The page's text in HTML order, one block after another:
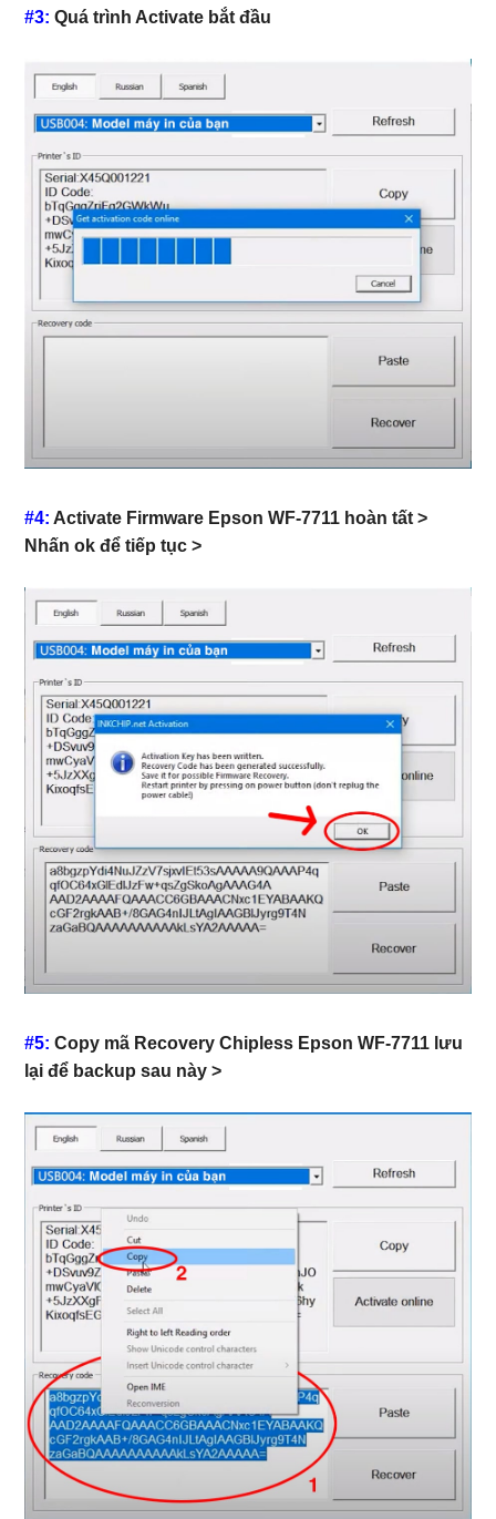
#3: Quá trình Activate bắt đầu
#4: Activate Firmware Epson WF-7711 hoàn tất >
Nhấn ok để tiếp tục >
#5: Copy mã Recovery Chipless Epson WF-7711 lưu
lại để backup sau này >